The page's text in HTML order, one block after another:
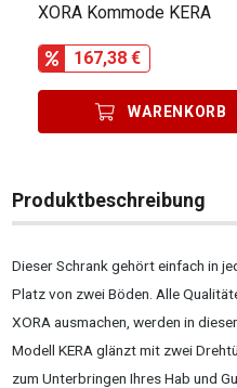
XORA Kommode KERA
167,38 €
WARENKORB
Produktbeschreibung
Dieser Schrank gehört einfach in
Platz von zwei Böden. Alle
XORA ausmachen, werden in
Modell KERA glänzt mit zwei
zum Unterbringen Ihres Hab und